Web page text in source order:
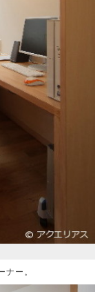
ナー。